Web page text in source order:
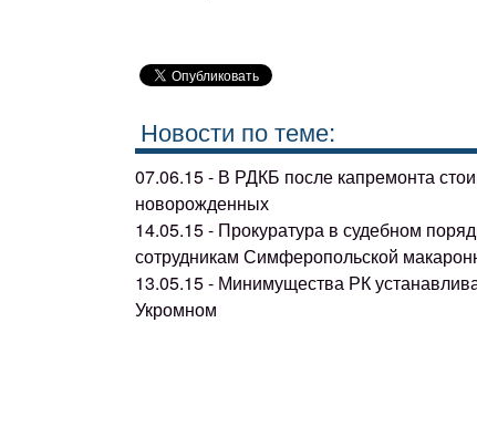
Новости по теме:
07.06.15 - В РДКБ после капремонта
новорожденных
14.05.15 - Прокуратура в судебном
сотрудникам Симферопольской
13.05.15 - Минимущества РК
Укромном